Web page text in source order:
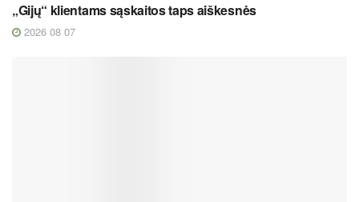
„Gijų“ klientams sąskaitos taps aiškesnės
2026 08 07